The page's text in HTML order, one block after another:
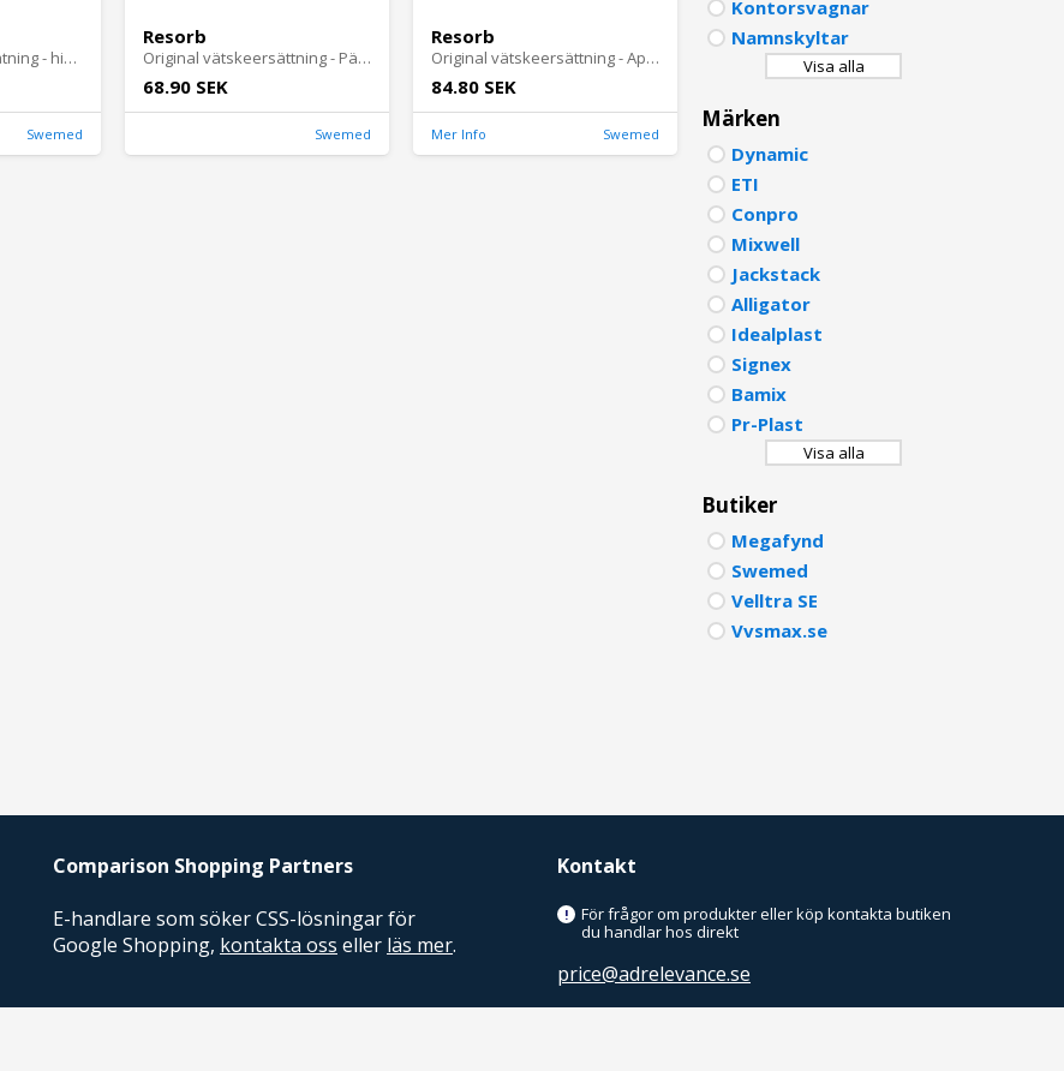
Original væskeerstatning - hindbær 2x10 stk brusetabletter - 2 stk
Swemed
Resorb
Original vätskeersättning - Päron 2x10st brustabletter - 2 st
68.90 SEK
Swemed
Resorb
Original vätskeersättning - Apelsin 2x10st brustabletter - 2 st
84.80 SEK
Mer Info Swemed
Kontorsvagnar
Namnskyltar
Visa alla
Märken
Dynamic
ETI
Conpro
Mixwell
Jackstack
Alligator
Idealplast
Signex
Bamix
Pr-Plast
Visa alla
Butiker
Megafynd
Swemed
Velltra SE
Vvsmax.se
Comparison Shopping Partners
E-handlare som söker CSS-lösningar för
Google Shopping, kontakta oss eller läs mer.
Kontakt
!
För frågor om produkter eller köp kontakta butiken
du handlar hos direkt
price@adrelevance.se